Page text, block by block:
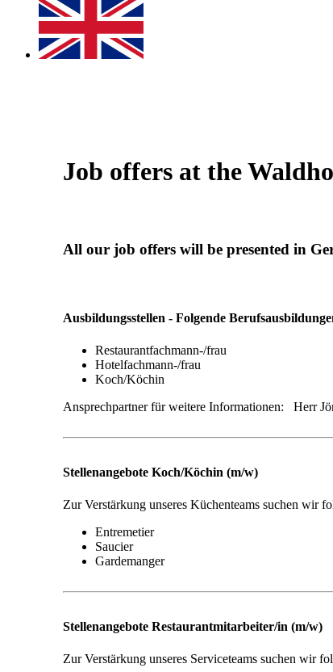
Job offers at the
All our job offers will be presented in
Ausbildungsstellen - Folgende
Restaurantfachmann-/frau
Hotelfachmann-/frau
Koch/Köchin
Ansprechpartner für weitere Informationen: Herr
Stellenangebote Koch/Köchin (m/w)
Zur Verstärkung unseres Küchenteams suchen wir
Entremetier
Saucier
Gardemanger
Stellenangebote Restaurantmitarbeiter/in (m/w)
Zur Verstärkung unseres Serviceteams suchen wir